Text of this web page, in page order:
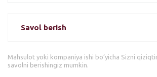
Savol berish
Mahsulot yoki kompaniya ishi bo’yicha Sizni
savolni berishingiz mumkin.